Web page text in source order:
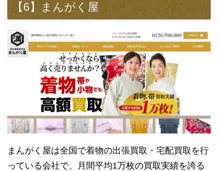
【6】まんがく屋
まんがく屋は全国で着物の出張買取・宅配買取を行
っている会社で、月間平均1万枚の買取実績を誇る